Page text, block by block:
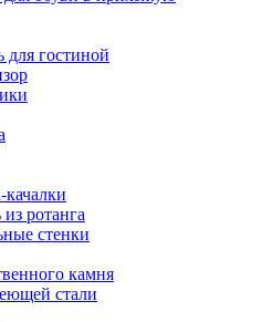
для гостиной
качалки
ротанга
стенки
камня
стали